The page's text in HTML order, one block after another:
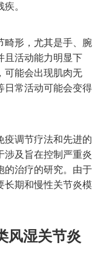
。
畸形，尤其是手、腕
且活动能力明显下
可能会出现肌肉无
日常活动可能会变得
疫调节疗法和先进的
涉及旨在控制严重炎
的治疗的研究。由于
长期和慢性关节炎模
湿关节炎